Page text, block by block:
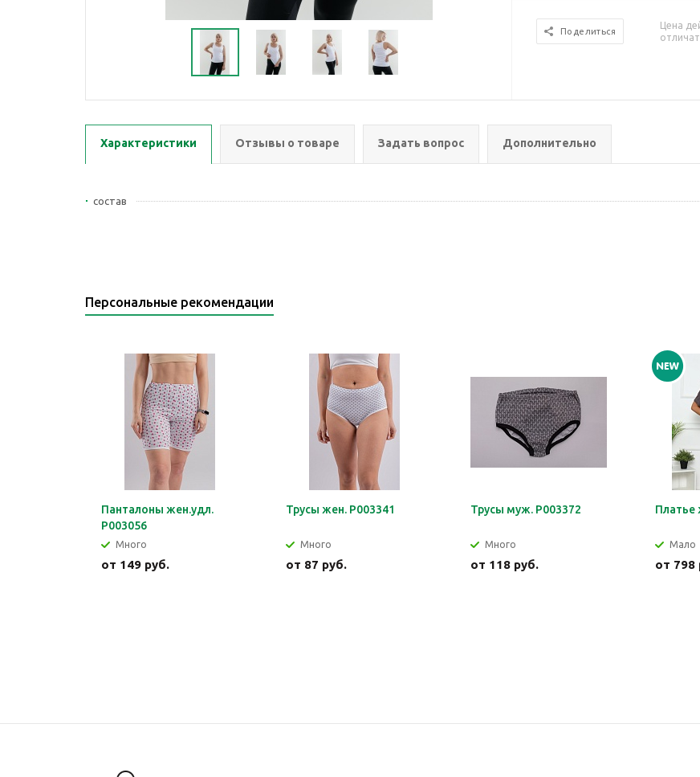
Поделиться
Цена
Характеристики Отзывы о товаре Задать вопрос Дополнительно
состав
Персональные рекомендации
Панталоны жен.удл.
Р003056
Много
от 149 руб.
Трусы жен. Р003341
Много
от 87 руб.
Трусы муж. Р003372
Много
от 118 руб.
Платье
Мало
от 798